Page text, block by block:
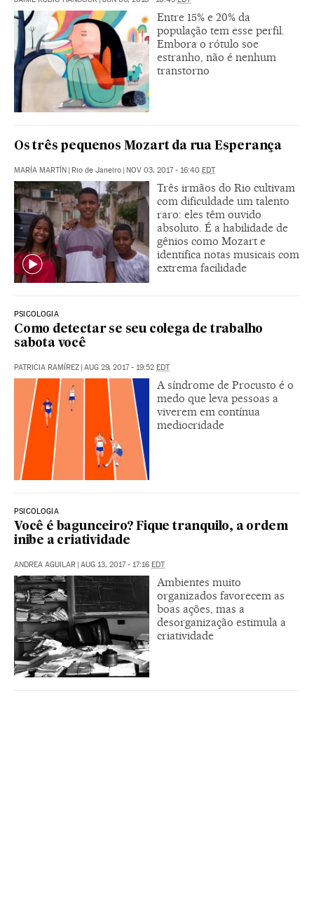
Entre 15% e 20% da
população tem esse perfil.
Embora o rótulo soe
estranho, não é nenhum
transtorno
Os três pequenos Mozart da rua Esperança
MARÍA MARTÍN | Rio de Janeiro | NOV 03, 2017 - 16:40 EDT
Três irmãos do Rio cultivam
com dificuldade um talento
raro: eles têm ouvido
absoluto. É a habilidade de
gênios como Mozart e
identifica notas musicais com
extrema facilidade
PSICOLOGIA
Como detectar se seu colega de trabalho
sabota você
PATRICIA RAMÍREZ | AUG 29, 2017 - 19:52 EDT
A síndrome de Procusto é o
medo que leva pessoas a
viverem em contínua
mediocridade
PSICOLOGIA
Você é bagunceiro? Fique tranquilo, a ordem
inibe a criatividade
ANDREA AGUILAR | AUG 13, 2017 - 17:16 EDT
Ambientes muito
organizados favorecem as
boas ações, mas a
desorganização estimula a
criatividade